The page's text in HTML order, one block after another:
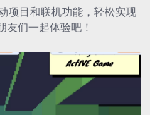
项目和联机功能，轻松实现
友们一起体验吧！